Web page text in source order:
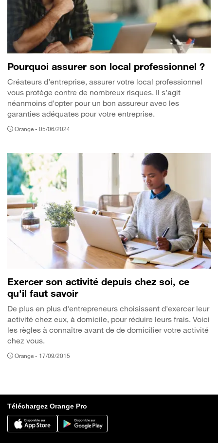
Pourquoi assurer son local professionnel ?
Créateurs d’entreprise, assurer votre local professionnel
vous protège contre de nombreux risques. Il s’agit
néanmoins d’opter pour un bon assureur avec les
garanties adéquates pour votre entreprise.
Orange - 05/06/2024
Exercer son activité depuis chez soi, ce
qu'il faut savoir
De plus en plus d'entrepreneurs choisissent d'exercer leur
activité chez eux, à domicile, pour réduire leurs frais. Voici
les règles à connaître avant de de domicilier votre activité
chez vous.
Orange - 17/09/2015
Téléchargez Orange Pro